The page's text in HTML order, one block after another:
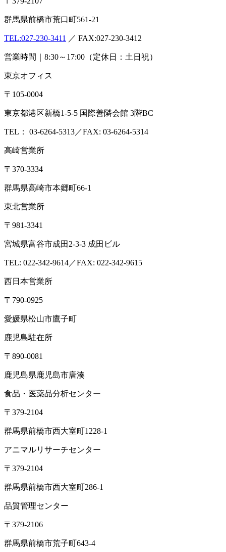
群馬県前橋市荒口町561-21
TEL:027-230-3411 ／ FAX:027-230-3412
営業時間｜8:30～17:00（定休日：土日祝）
東京オフィス
〒105-0004
東京都港区新橋1-5-5 国際善隣会館 3階BC
TEL： 03-6264-5313／FAX: 03-6264-5314
高崎営業所
〒370-3334
群馬県高崎市本郷町66-1
東北営業所
〒981-3341
宮城県富谷市成田2-3-3 成田ビル
TEL: 022-342-9614／FAX: 022-342-9615
西日本営業所
〒790-0925
愛媛県松山市鷹子町
鹿児島駐在所
〒890-0081
鹿児島県鹿児島市唐湊
食品・医薬品分析センター
〒379-2104
群馬県前橋市西大室町1228-1
アニマルリサーチセンター
〒379-2104
群馬県前橋市西大室町286-1
品質管理センター
〒379-2106
群馬県前橋市荒子町643-4